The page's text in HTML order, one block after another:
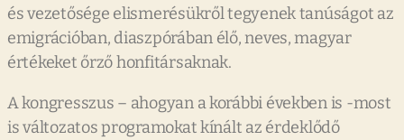
és vezetősége elismerésükről tegyenek tanúságot az
emigrációban, diaszpórában élő, neves, magyar
értékeket őrző honfitársaknak.
A kongresszus – ahogyan a korábbi években is -most
is változatos programokat kínált az érdeklődő